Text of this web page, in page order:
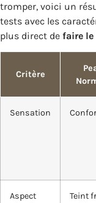
tromper, voici un
tests avec les
plus direct de faire
Critère
Sensation
Aspect
Teint